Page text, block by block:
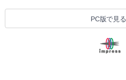
PC版で見る